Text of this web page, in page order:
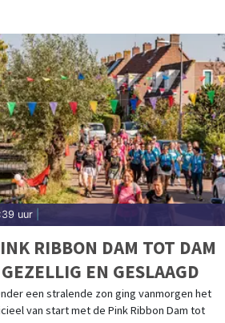
uur
RIBBON DAM TOT DAM
EN GESLAAGD
een stralende zon ging vanmorgen het
van start met de Pink Ribbon Dam tot